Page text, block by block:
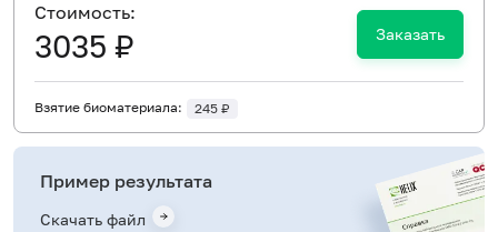
Cтоимость:
3035 ₽ Заказать
Взятие биоматериала: 245 ₽
Пример результата
Скачать файл